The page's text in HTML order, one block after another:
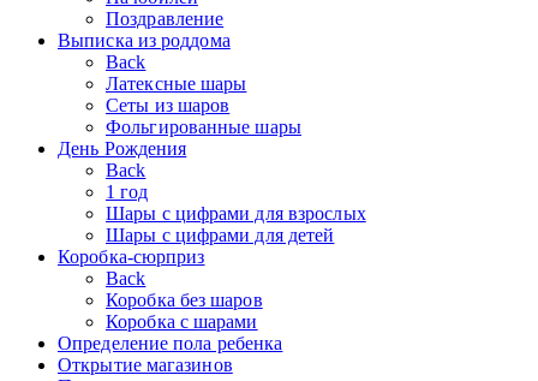
Поздравление
Выписка из роддома
Back
Латексные шары
Сеты из шаров
Фольгированные шары
День Рождения
Back
1 год
Шары с цифрами для взрослых
Шары с цифрами для детей
Коробка-сюрприз
Back
Коробка без шаров
Коробка с шарами
Определение пола ребенка
Открытие магазинов